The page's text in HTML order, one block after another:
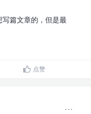
篇文章的，但是最
点赞